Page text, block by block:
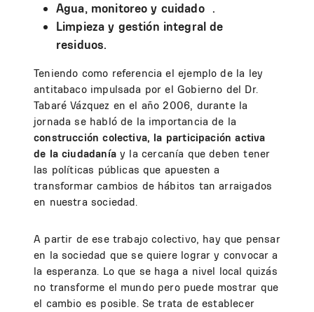
Agua, monitoreo y cuidado .
Limpieza y gestión integral de
residuos.
Teniendo como referencia el ejemplo de la ley
antitabaco impulsada por el Gobierno del Dr.
Tabaré Vázquez en el año 2006, durante la
jornada se habló de la importancia de la
construcción colectiva, la participación activa
de la ciudadaníay la cercanía que deben tener
las políticas públicas que apuesten a
transformar cambios de hábitos tan arraigados
en nuestra sociedad.
A partir de ese trabajo colectivo, hay que pensar
en la sociedad que se quiere lograr y convocar a
la esperanza. Lo que se haga a nivel local quizás
no transforme el mundo pero puede mostrar que
el cambio es posible. Se trata de establecer